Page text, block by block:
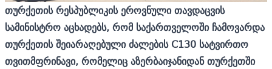
თურქეთის რესპუბლიკის ეროვნული თავდაცვის
სამინისტრო აცხადებს, რომ საქართველოში ჩამოვარდა
თურქეთის შეიარაღებული ძალების C130 სატვირთო
თვითმფრინავი, რომელიც აზერბაიჯანიდან თურქეთში